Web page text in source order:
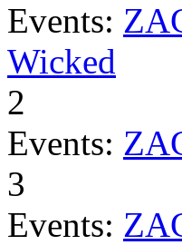
Events:
Wicked
2
Events:
3
Events: